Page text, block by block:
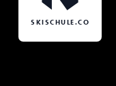
SKISCHULE.CO